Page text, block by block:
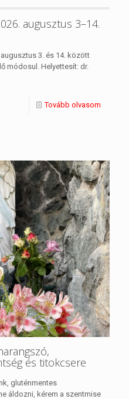
augusztus 3–14.
3. és 14. között
módosul. Helyettesít: dr.
Tovább olvasom
és titokcsere
gluténmentes
áldozni, kérem a szentmise